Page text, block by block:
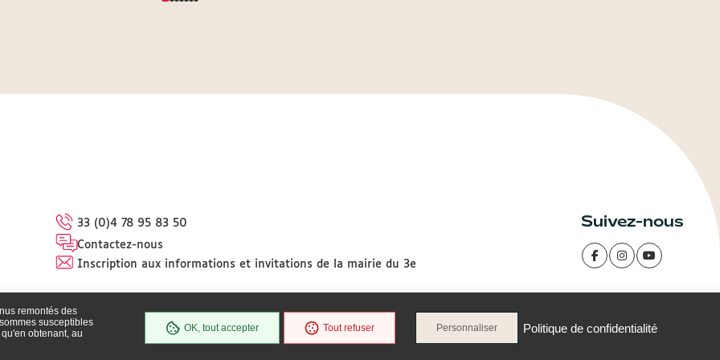
remontés des
susceptibles
obtenant, au
OK, tout accepter Tout refuser Personnaliser Politique de confidentialité
33 (0)4 78 95 83 50
Contactez-nous
Inscription aux informations et invitations de la mairie du 3e
Suivez-nous
Plan du site Mentions légalesProtection des données Politique de gestion des CookiesCookies